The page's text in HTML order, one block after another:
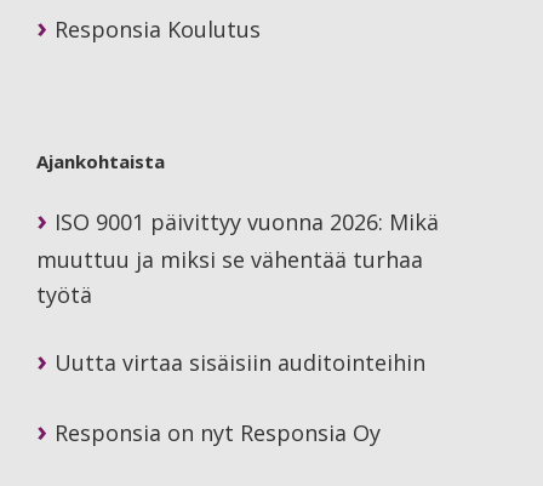
Responsia Koulutus
Ajankohtaista
ISO 9001 päivittyy vuonna 2026: Mikä
muuttuu ja miksi se vähentää turhaa
työtä
Uutta virtaa sisäisiin auditointeihin
Responsia on nyt Responsia Oy